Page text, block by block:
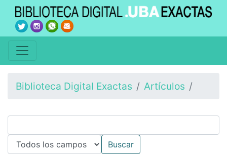
Biblioteca Digital Exactas Artículos